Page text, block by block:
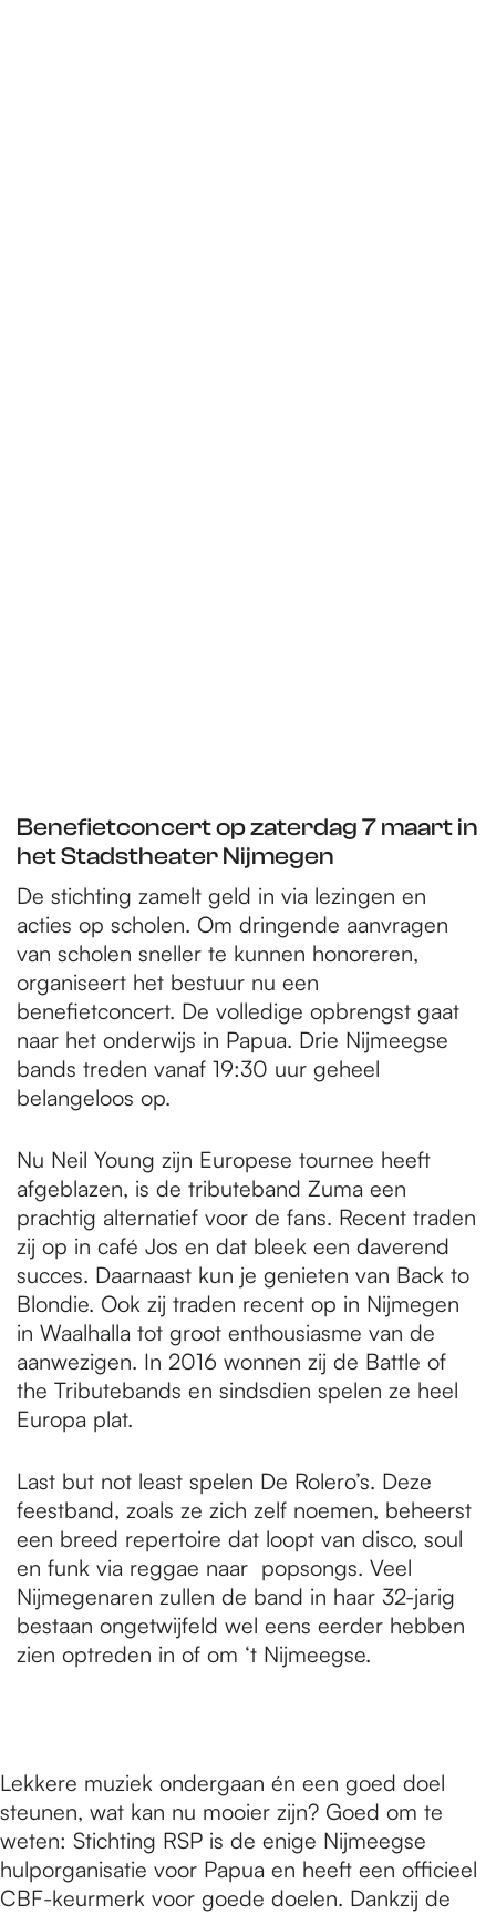
Benefietconcert op zaterdag 7 maart in
het Stadstheater Nijmegen
De stichting zamelt geld in via lezingen en
acties op scholen. Om dringende aanvragen
van scholen sneller te kunnen honoreren,
organiseert het bestuur nu een
benefietconcert. De volledige opbrengst gaat
naar het onderwijs in Papua. Drie Nijmeegse
bands treden vanaf 19:30 uur geheel
belangeloos op.
Nu Neil Young zijn Europese tournee heeft
afgeblazen, is de tributeband Zuma een
prachtig alternatief voor de fans. Recent traden
zij op in café Jos en dat bleek een daverend
succes. Daarnaast kun je genieten van Back to
Blondie. Ook zij traden recent op in Nijmegen
in Waalhalla tot groot enthousiasme van de
aanwezigen. In 2016 wonnen zij de Battle of
the Tributebands en sindsdien spelen ze heel
Europa plat.
Last but not least spelen De Rolero’s. Deze
feestband, zoals ze zich zelf noemen, beheerst
een breed repertoire dat loopt van disco, soul
en funk via reggae naar popsongs. Veel
Nijmegenaren zullen de band in haar 32-jarig
bestaan ongetwijfeld wel eens eerder hebben
zien optreden in of om ‘t Nijmeegse.
Lekkere muziek ondergaan én een goed doel
steunen, wat kan nu mooier zijn? Goed om te
weten: Stichting RSP is de enige Nijmeegse
hulporganisatie voor Papua en heeft een officieel
CBF-keurmerk voor goede doelen. Dankzij de